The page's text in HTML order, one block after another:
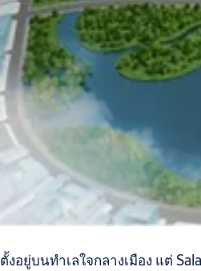
ตั้งอยู่บนทำเลใจกลางเมือง แต่